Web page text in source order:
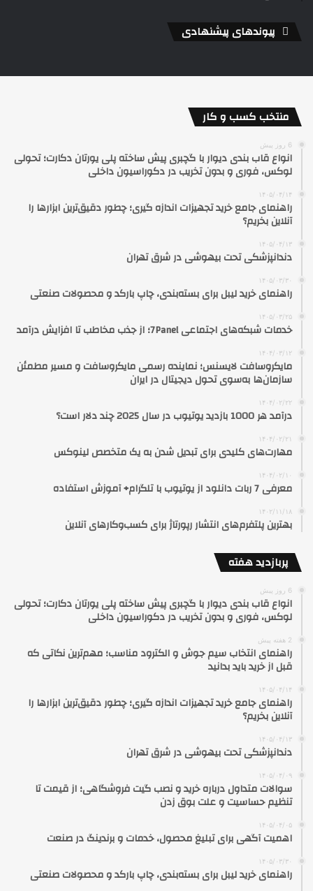
پیوندهای پیشنهادی
منتخب کسب و کار
6 روز پیش
انواع قاب بندی دیوار با گچبری پیش ساخته پلی یورتان دکارت؛ تحولی
لوکس، فوری و بدون تخریب در دکوراسیون داخلی
۱۴۰۵/۰۴/۱۴
راهنمای جامع خرید تجهیزات اندازه گیری؛ چطور دقیق‌ترین ابزارها را
آنلاین بخریم؟
۱۴۰۵/۰۴/۱۳
دندانپزشکی تحت بیهوشی در شرق تهران
۱۴۰۵/۰۳/۳۰
راهنمای خرید لیبل برای بسته‌بندی، چاپ بارکد و محصولات صنعتی
۱۴۰۵/۰۳/۲۵
خدمات شبکه‌های اجتماعی 7Panel؛ از جذب مخاطب تا افزایش درآمد
۱۴۰۴/۰۳/۱۲
مایکروسافت لایسنس؛ نماینده رسمی مایکروسافت و مسیر مطمئن
سازمان‌ها به‌سوی تحول دیجیتال در ایران
۱۴۰۴/۰۲/۲۲
درآمد هر 1000 بازدید یوتیوب در سال 2025 چند دلار است؟
۱۴۰۴/۰۲/۲۱
مهارت‌های کلیدی برای تبدیل شدن به یک متخصص لینوکس
۱۴۰۴/۰۲/۱۰
معرفی 7 ربات دانلود از یوتیوب با تلگرام+ آموزش استفاده
۱۴۰۲/۱۱/۱۸
بهترین پلتفرم‌های انتشار رپورتاژ برای کسب‌وکارهای آنلاین
پربازدید هفته
6 روز پیش
انواع قاب بندی دیوار با گچبری پیش ساخته پلی یورتان دکارت؛ تحولی
لوکس، فوری و بدون تخریب در دکوراسیون داخلی
2 هفته پیش
راهنمای انتخاب سیم جوش و الکترود مناسب؛ مهم‌ترین نکاتی که
قبل از خرید باید بدانید
۱۴۰۵/۰۴/۱۴
راهنمای جامع خرید تجهیزات اندازه گیری؛ چطور دقیق‌ترین ابزارها را
آنلاین بخریم؟
۱۴۰۵/۰۴/۱۳
دندانپزشکی تحت بیهوشی در شرق تهران
۱۴۰۵/۰۴/۰۹
سوالات متداول درباره خرید و نصب گیت فروشگاهی؛ از قیمت تا
تنظیم حساسیت و علت بوق زدن
۱۴۰۵/۰۴/۰۵
اهمیت آگهی برای تبلیغ محصول، خدمات و برندینگ در صنعت
۱۴۰۵/۰۳/۳۰
راهنمای خرید لیبل برای بسته‌بندی، چاپ بارکد و محصولات صنعتی